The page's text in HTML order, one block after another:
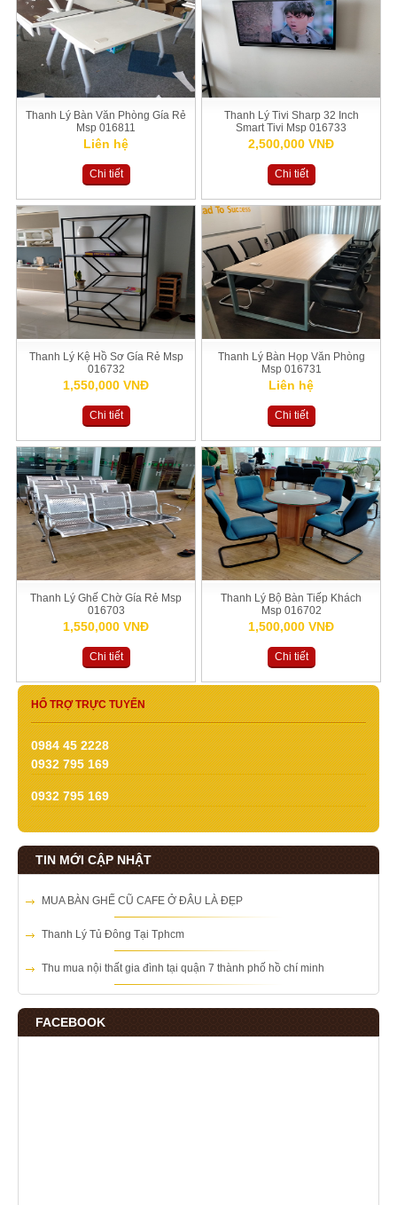
Thanh Lý Bàn Văn Phòng Gía Rẻ
Msp 016811
Liên hệ
Chi tiết
Thanh Lý Tivi Sharp 32 Inch
Smart Tivi Msp 016733
2,500,000 VNĐ
Chi tiết
Thanh Lý Kệ Hồ Sơ Gía Rẻ Msp
016732
1,550,000 VNĐ
Chi tiết
Thanh Lý Bàn Họp Văn Phòng
Msp 016731
Liên hệ
Chi tiết
Thanh Lý Ghế Chờ Gía Rẻ Msp
016703
1,550,000 VNĐ
Chi tiết
Thanh Lý Bộ Bàn Tiếp Khách
Msp 016702
1,500,000 VNĐ
Chi tiết
HỔ TRỢ TRỰC TUYẾN
0984 45 2228
0932 795 169
0932 795 169
TIN MỚI CẬP NHẬT
MUA BÀN GHẾ CŨ CAFE Ở ĐÂU LÀ ĐẸP
Thanh Lý Tủ Đông Tại Tphcm
Thu mua nội thất gia đình tại quận 7 thành phố hồ chí minh
FACEBOOK